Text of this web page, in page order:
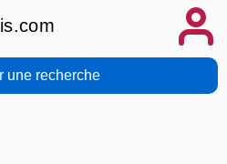
une recherche